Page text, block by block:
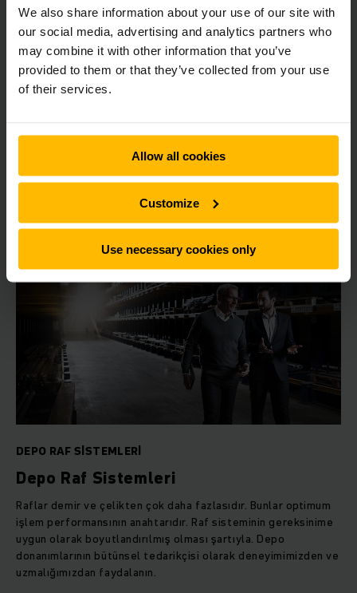
We also share information about your use of our site with
our social media, advertising and analytics partners who
may combine it with other information that you’ve
provided to them or that they’ve collected from your use
of their services.
Allow all cookies
Customize
Use necessary cookies only
LOJISTIK BAŞARINIZI OTOMATIKLEŞTIRIN
Otomatik depo sistemleri
Malzeme akışınız dijitalleşme çağında artmış olan talepleri
halen yerine getiriyor mu? Otomatik depolar ve/veya
Automated Storage and Retrieval Systems, kısaca ASRS,
DAHA FAZLA BILGI EDININ
DEPO RAF SISTEMLERI
Depo Raf Sistemleri
Raflar demir ve çelikten çok daha fazlasıdır. Bunlar optimum
işlem performansının anahtarıdır. Raf sisteminin gereksinime
uygun olarak boyutlandırılmış olması şartıyla. Depo
donanımlarının bütünsel tedarikçisi olarak deneyimimizden ve
uzmalığımızdan faydalanın.